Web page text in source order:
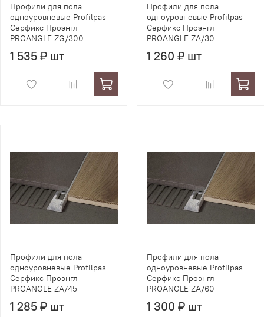
Профили для пола
одноуровневые Profilpas
Серфикс Проэнгл
PROANGLE ZG/300
1 535 ₽ шт
Профили для пола
одноуровневые Profilpas
Серфикс Проэнгл
PROANGLE ZA/30
1 260 ₽ шт
Профили для пола
одноуровневые Profilpas
Серфикс Проэнгл
PROANGLE ZA/45
1 285 ₽ шт
Профили для пола
одноуровневые Profilpas
Серфикс Проэнгл
PROANGLE ZA/60
1 300 ₽ шт